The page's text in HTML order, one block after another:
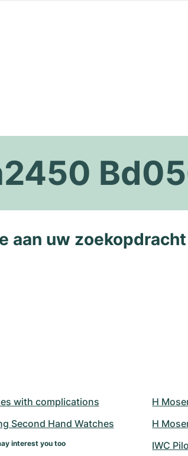
aan uw
with complications
Second Hand Watches
interest you too
H
H
IWC